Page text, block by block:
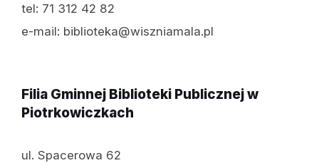
tel: 71 312 42 82
e-mail: biblioteka@wiszniamala.pl
Filia Gminnej Biblioteki Publicznej w
Piotrkowiczkach
ul. Spacerowa 62